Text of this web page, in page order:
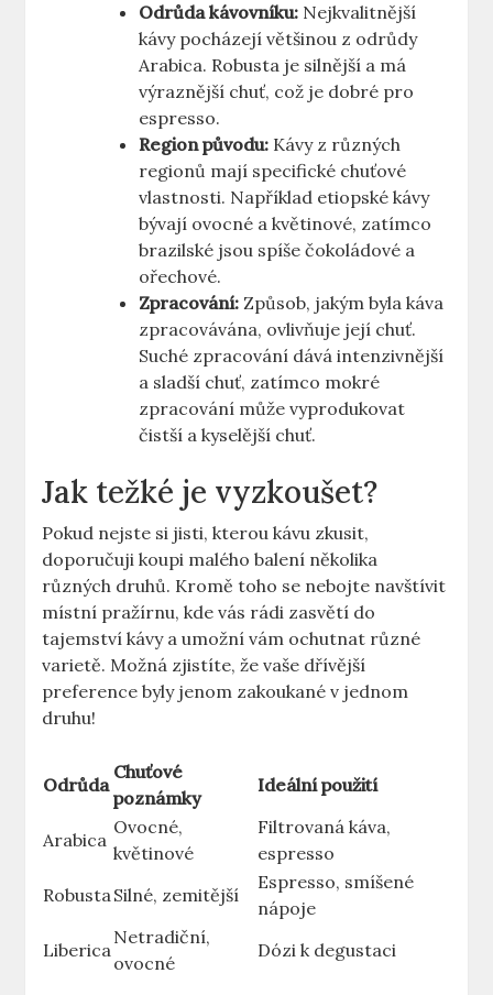
Odrůda kávovníku: Nejkvalitnější
kávy pocházejí většinou z odrůdy
Arabica. Robusta je silnější a má
výraznější chuť, což je dobré pro
espresso.
Region původu: Kávy z různých
regionů mají specifické chuťové
vlastnosti. Například etiopské kávy
bývají ovocné a květinové, zatímco
brazilské jsou spíše čokoládové a
ořechové.
Zpracování: Způsob, jakým byla káva
zpracovávána, ovlivňuje její chuť.
Suché zpracování dává intenzivnější
a sladší chuť, zatímco mokré
zpracování může vyprodukovat
čistší a kyselější chuť.
Jak težké je vyzkoušet?
Pokud nejste si jisti, kterou kávu zkusit,
doporučuji koupi malého balení několika
různých druhů. Kromě toho se nebojte navštívit
místní pražírnu, kde vás rádi zasvětí do
tajemství kávy a umožní vám ochutnat různé
varietě. Možná zjistíte, že vaše dřívější
preference byly jenom zakoukané v jednom
druhu!
Odrůda
Chuťové
poznámky
Ideální použití
Arabica
Ovocné,
květinové
Filtrovaná káva,
espresso
RobustaSilné, zemitější
Espresso, smíšené
nápoje
Liberica
Netradiční,
ovocné
Dózi k degustaci